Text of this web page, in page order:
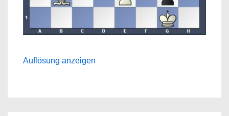
Auflösung anzeigen